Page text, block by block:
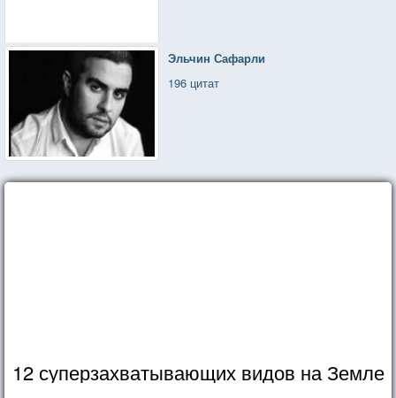
Эльчин Сафарли
196 цитат
12 суперзахватывающих видов на Земле